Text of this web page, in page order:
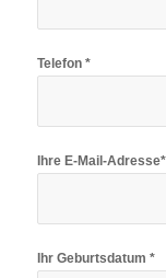
Telefon *
Ihre E-Mail-Adresse*
Ihr Geburtsdatum *